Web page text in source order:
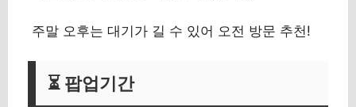
주말 오후는 대기가 길 수 있어 오전 방문 추천!
⏳ 팝업기간